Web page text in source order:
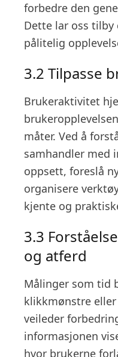
forbedre den
Dette lar oss tilby
pålitelig
3.2 Tilpasse
Brukeraktivitet
måter. Ved å
samhandler med
oppsett, foreslå
organisere
kjente og
3.3
og atferd
Målinger som tid
klikkmønstre
veileder
informasjonen
hvor brukerne